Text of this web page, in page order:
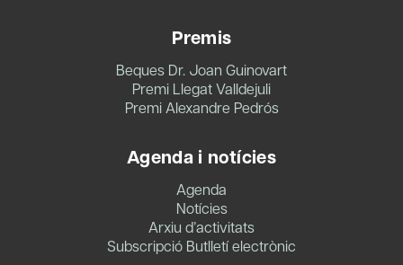
Premis
Beques Dr. Joan Guinovart
Premi Llegat Valldejuli
Premi Alexandre Pedrós
Agenda i notícies
Agenda
Notícies
Arxiu d’activitats
Subscripció Butlletí electrònic